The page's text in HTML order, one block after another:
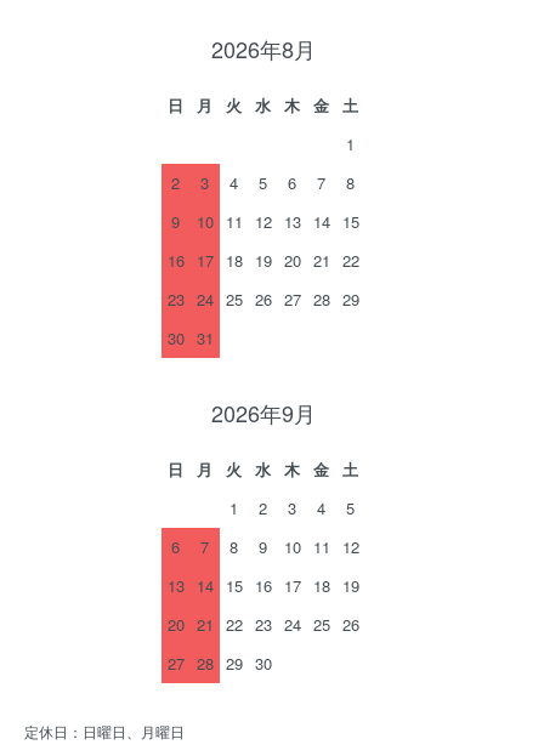
2026年8月
日 月 火 水 木 金 土
1
2
3 4 5 6 7
8
9
10 11 12 13 14
15
16
17 18 19 20 21
22
23 24 25 26 27 28 29
30 31
2026年9月
日 月 火 水 木 金 土
1
2 3 4
5
6
7 8 9 10 11
12
13
14 15 16 17 18
19
20 21 22 23 24 25 26
27 28 29 30
定休日：日曜日、月曜日